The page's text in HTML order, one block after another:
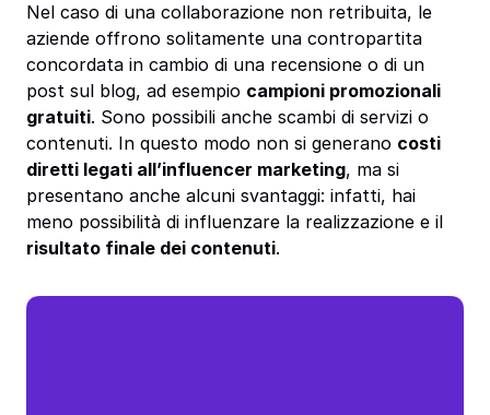
Nel caso di una collaborazione non retribuita, le
aziende offrono solitamente una contropartita
concordata in cambio di una recensione o di un
post sul blog, ad esempio campioni promozionali
gratuiti. Sono possibili anche scambi di servizi o
contenuti. In questo modo non si generano costi
diretti legati all’influencer marketing, ma si
presentano anche alcuni svantaggi: infatti, hai
meno possibilità di influenzare la realizzazione e il
risultato finale dei contenuti.